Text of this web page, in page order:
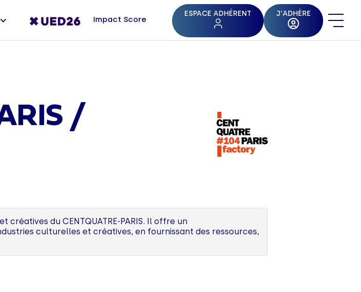
Impact Score
ESPACE ADHÉRENT J'ADHÈRE
/
du CENTQUATRE-PARIS. Il offre un
culturelles et créatives, en fournissant des ressources,